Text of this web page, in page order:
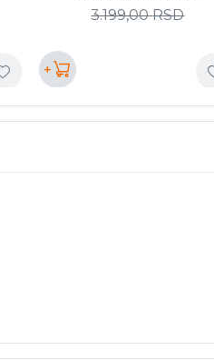
3.199,00RSD
+